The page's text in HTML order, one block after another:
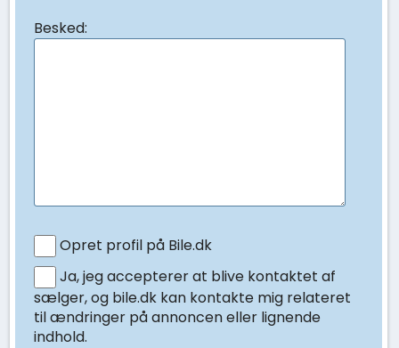
Besked:
Opret profil på Bile.dk
Ja, jeg accepterer at blive kontaktet af
sælger, og bile.dk kan kontakte mig relateret
til ændringer på annoncen eller lignende
indhold.